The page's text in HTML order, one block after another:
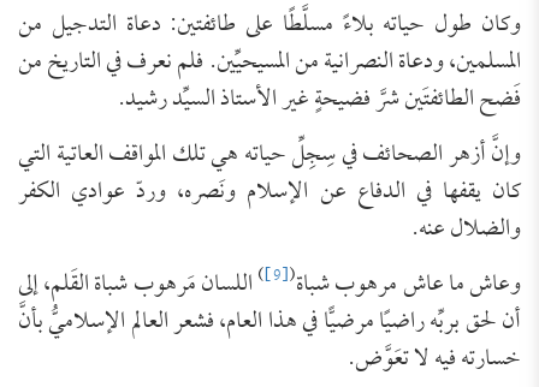
وكان طول حياته بلاءً مسلَّطًا على طائفتين: دعاة التدجيل من
المسلمين، ودعاة النصرانية من المسيحيِّين. فلم نعرف في التاريخ من
فَضح الطائفتَين شرَّ فضيحةٍ غير الأستاذ السيِّد رشيد.
وإنَّ أزهر الصحائف في سِجِلِّ حياته هي تلك المواقف العاتية التي
كان يقفها في الدفاع عن الإسلام ونَصره، وردّ عوادي الكفر
والضلال عنه.
وعاش ما عاش مرهوب شباة(
[9]
)اللسان مَرهوب شباة القَلم، إلى
أن لحق بربِّه راضيًا مرضيًّا في هذا العام، فشعر العالم الإسلاميُّ بأنَّ
خسارته فيه لا تعَوَّض.